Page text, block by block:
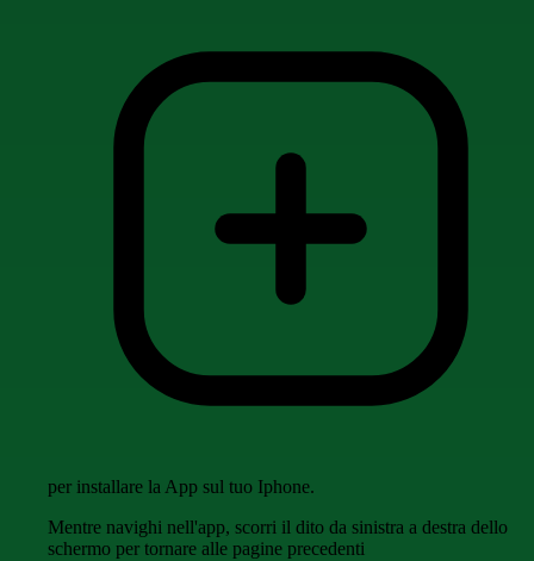
per installare la App sul tuo Iphone.
Mentre navighi nell'app, scorri il dito da sinistra a destra dello
schermo per tornare alle pagine precedenti